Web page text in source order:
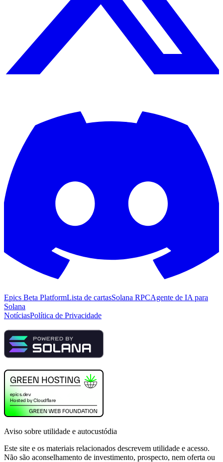
Epics Beta PlatformLista de cartasSolana RPCAgente de IA para
Solana
NotíciasPolítica de Privacidade
Aviso sobre utilidade e autocustódia
Este site e os materiais relacionados descrevem utilidade e acesso.
Não são aconselhamento de investimento, prospecto, nem oferta ou